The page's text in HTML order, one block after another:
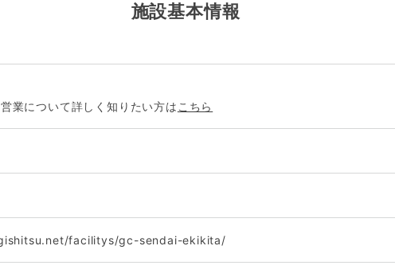
施設基本情報
業について詳しく知りたい方は こちら
facilitys/gc-sendai-ekikita/